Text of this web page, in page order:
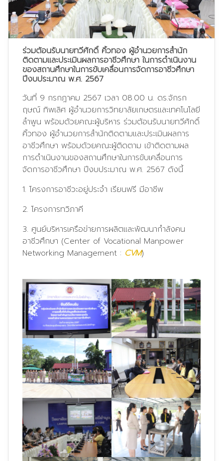
ร่วมต้อนรับนายทวีศักดิ์ คิ้วทอง ผู้อำนวยการสำนัก
ติดตามและประเมินผลการอาชีวศึกษา ในการดำเนินงาน
ของสถานศึกษาในการขับเคลื่อนการจัดการอาชีวศึกษา
ปีงบประมาณ พ.ศ. 2567
วันที่ 9 กรกฎาคม 2567 เวลา 08.00 น. ดร.จักรก
ฤษณ์ ทิพเลิศ ผู้อำนวยการวิทยาลัยเกษตรและเทคโนโลยี
ลำพูน พร้อมด้วยคณะผู้บริหาร ร่วมต้อนรับนายทวีศักดิ์
คิ้วทอง ผู้อำนวยการสำนักติดตามและประเมินผลการ
อาชีวศึกษา พร้อมด้วยคณะผู้ติดตาม เข้าติดตามผล
การดำเนินงานของสถานศึกษาในการขับเคลื่อนการ
จัดการอาชีวศึกษา ปีงบประมาณ พ.ศ. 2567 ดังนี้
1. โครงการอาชีวะอยู่ประจำ เรียนฟรี มีอาชีพ
2. โครงการทวิภาคี
3. ศูนย์บริหารเครือข่ายการผลิตและพัฒนากำลังคน
อาชีวศึกษา (Center of Vocational Manpower
Networking Management : CVM)